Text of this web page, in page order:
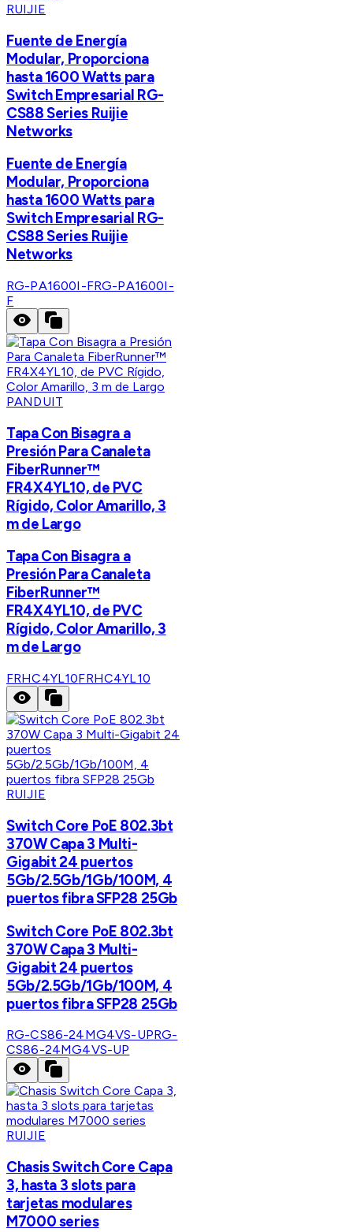
RUIJIE
Fuente de Energía
Modular, Proporciona
hasta 1600 Watts para
Switch Empresarial RG-
CS88 Series Ruijie
Networks
Fuente de Energía
Modular, Proporciona
hasta 1600 Watts para
Switch Empresarial RG-
CS88 Series Ruijie
Networks
RG-PA1600I-FRG-PA1600I-
F
PANDUIT
Tapa Con Bisagra a
Presión Para Canaleta
FiberRunner™
FR4X4YL10, de PVC
Rígido, Color Amarillo, 3
m de Largo
Tapa Con Bisagra a
Presión Para Canaleta
FiberRunner™
FR4X4YL10, de PVC
Rígido, Color Amarillo, 3
m de Largo
FRHC4YL10FRHC4YL10
RUIJIE
Switch Core PoE 802.3bt
370W Capa 3 Multi-
Gigabit 24 puertos
5Gb/2.5Gb/1Gb/100M, 4
puertos fibra SFP28 25Gb
Switch Core PoE 802.3bt
370W Capa 3 Multi-
Gigabit 24 puertos
5Gb/2.5Gb/1Gb/100M, 4
puertos fibra SFP28 25Gb
RG-CS86-24MG4VS-UPRG-
CS86-24MG4VS-UP
RUIJIE
Chasis Switch Core Capa
3, hasta 3 slots para
tarjetas modulares
M7000 series